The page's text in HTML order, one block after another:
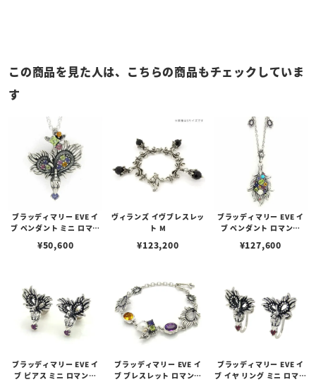
この商品を見た人は、こちらの商品もチェックしていま
す
ブラッディマリー EVE イ
ブ ペンダント ミニ ロマン
¥50,600
ヴィランズ イヴブレスレッ
ト M
¥123,200
ブラッディマリー EVE イ
ブ ペンダント ロマンス
¥127,600
ブラッディマリー EVE イ
ブ ピアス ミニ ロマンス
ブラッディマリー EVE イ
ブ ブレスレット ロマンス
ブラッディマリー EVE イ
ブ イヤ リング ミニ ロマン